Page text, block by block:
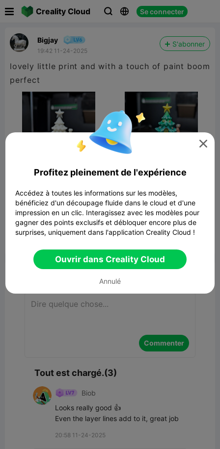
Creality Cloud   Se connecter
Bigjay
19:42 11-24-2025
S'abonner
lovely little print and with a touch of paint boom
perfect
Fairy Cottage – The Christmas Tree
House
91.23MB Lier un modèle
Commenter
Tout est chargé.(3)
Biob
Looks really good 👍
Even the layer lines add to it, great job
20:58 11-24-2025

Profitez pleinement de l'expérience
Accédez à toutes les informations sur les modèles,
bénéficiez d'un découpage fluide dans le cloud et d'une
impression en un clic. Interagissez avec les modèles pour
gagner des points exclusifs et débloquer encore plus de
surprises, uniquement dans l'application Creality Cloud !
Ouvrir dans Creality Cloud
Annulé